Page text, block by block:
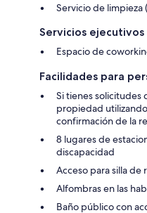
Servicio de limpieza
Servicios ejecutivos
Espacio de
Facilidades para
Si tienes solicitudes
propiedad
confirmación de la
8 lugares de
discapacidad
Acceso para silla
Alfombras en las
Baño público con